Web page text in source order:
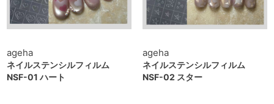
ageha
ネイルステンシルフィルム
NSF-01 ハート
ageha
ネイルステンシルフィルム
NSF-02 スター